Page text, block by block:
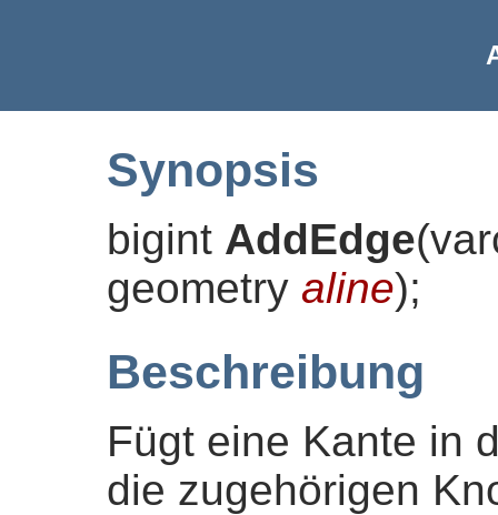
Synopsis
bigint AddEdge(
geometry aline);
Beschreibung
Fügt eine Kante in
die zugehörigen